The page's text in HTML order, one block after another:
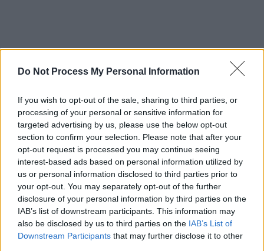
Do Not Process My Personal Information
If you wish to opt-out of the sale, sharing to third parties, or
processing of your personal or sensitive information for
targeted advertising by us, please use the below opt-out
section to confirm your selection. Please note that after your
opt-out request is processed you may continue seeing
interest-based ads based on personal information utilized by
us or personal information disclosed to third parties prior to
your opt-out. You may separately opt-out of the further
disclosure of your personal information by third parties on the
IAB’s list of downstream participants. This information may
also be disclosed by us to third parties on the IAB’s List of
Downstream Participants that may further disclose it to other
παίκτες τουΠαναιτωλικούδιαμαρτυρήθηκαν
πολύ έντονα γιαπέναλτισε σπρώξιμο του
Ρέαμπτσιουκπάνω στονΝτίας, ωστόσο ο
διαιτητήςΚαραντώνηςκαι τοVARθεώρησαν
ότι δεν υπήρξε παράβαση. Η συνέχεια του α'
ημιχρόνου είχε ρυθμό όχι όμως και φάσης
πέραν μιας απειλής του Ολυμπιακού με τον
Μασούραστο 35'.